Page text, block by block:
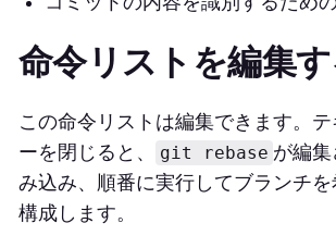
命令リストを編集す
この命令リストは編集できます。
ーを閉じると、
git rebase が編
み込み、順番に実行してブランチ
構成します。